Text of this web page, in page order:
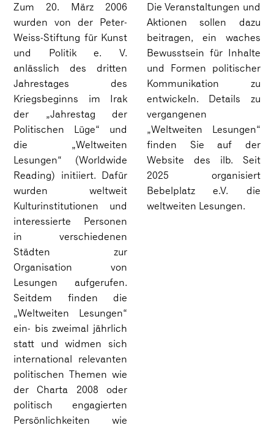
Zum 20. März 2006
wurden von der Peter-
Weiss-Stiftung für Kunst
und Politik e. V.
anlässlich des dritten
Jahrestages des
Kriegsbeginns im Irak
der „Jahrestag der
Politischen Lüge“ und
die „Weltweiten
Lesungen“ (Worldwide
Reading) initiiert. Dafür
wurden weltweit
Kulturinstitutionen und
interessierte Personen
in verschiedenen
Städten zur
Organisation von
Lesungen aufgerufen.
Seitdem finden die
„Weltweiten Lesungen“
ein- bis zweimal jährlich
statt und widmen sich
international relevanten
politischen Themen wie
der Charta 2008 oder
politisch engagierten
Persönlichkeiten wie
Die Veranstaltungen und
Aktionen sollen dazu
beitragen, ein waches
Bewusstsein für Inhalte
und Formen politischer
Kommunikation zu
entwickeln. Details zu
vergangenen
„Weltweiten Lesungen“
finden Sie auf der
Website des ilb.
Seit
2025 organisiert
Bebelplatz e.V. die
weltweiten Lesungen.